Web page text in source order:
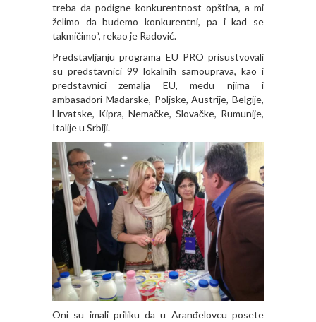
treba da podigne konkurentnost opština, a mi
želimo da budemo konkurentni, pa i kad se
takmičimo“, rekao je Radović.
Predstavljanju programa EU PRO prisustvovali
su predstavnici 99 lokalnih samouprava, kao i
predstavnici zemalja EU, među njima i
ambasadori Mađarske, Poljske, Austrije, Belgije,
Hrvatske, Kipra, Nemačke, Slovačke, Rumunije,
Italije u Srbiji.
Oni su imali priliku da u Aranđelovcu posete